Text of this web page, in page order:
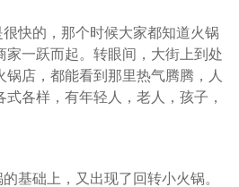
快的，那个时候大家都知道火锅
家一跃而起。转眼间，大街上到处
店，都能看到那里热气腾腾，人
各样，有年轻人，老人，孩子，
基础上，又出现了回转小火锅。